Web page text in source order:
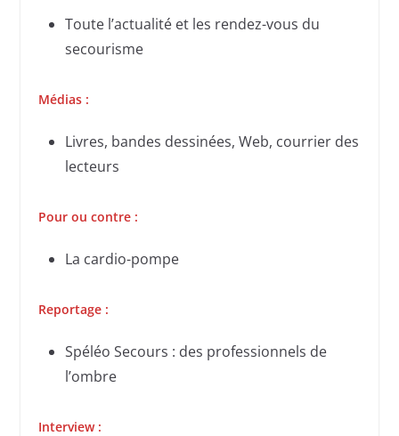
Toute l’actualité et les rendez-vous du
secourisme
Médias :
Livres, bandes dessinées, Web, courrier des
lecteurs
Pour ou contre :
La cardio-pompe
Reportage :
Spéléo Secours : des professionnels de
l’ombre
Interview :